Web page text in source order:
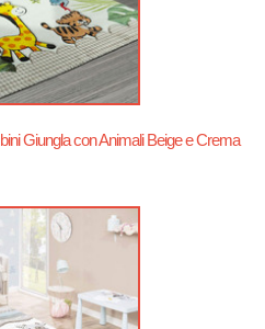
Giungla con Animali Beige e Crema